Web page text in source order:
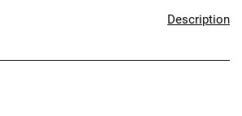
Description